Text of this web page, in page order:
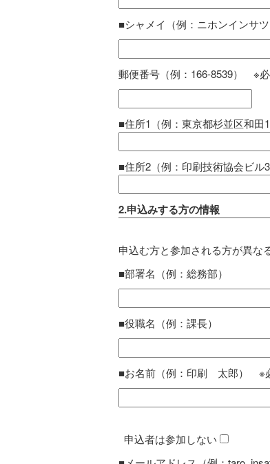
■シャメイ（例：ニホンインサ
郵便番号（例：166-8539） ※
■住所1（例：東京都杉並区和
■住所2（例：印刷技術協会ビル
2.申込みする方の情報
申込む方と参加される方が異な
■部署名（例：総務部）
■役職名（例：課長）
■お名前（例：印刷 太郎） ※
申込者は参加しない